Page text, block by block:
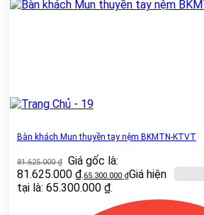
Bàn khách Mun thuyền tay nệm BKMTN-KTVT
81.625.000₫
Giá gốc là:
81.625.000 ₫.65.300.000 ₫Giá hiện
tại là: 65.300.000 ₫.